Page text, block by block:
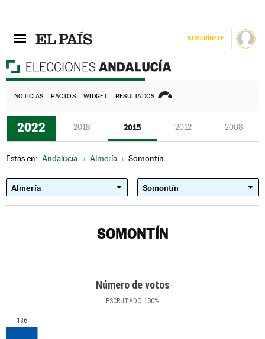
SUSCRÍBETE
NOTICIAS PACTOS WIDGET RESULTADOS
2022 2018 2015 2012 2008
Estás en: Andalucía » Almería » Somontín
SOMONTÍN
Número de votos
ESCRUTADO 100%
136